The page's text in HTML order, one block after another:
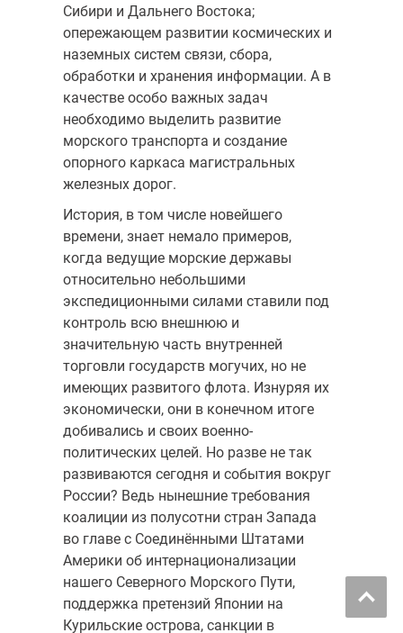
Сибири и Дальнего Востока;
опережающем развитии космических и
наземных систем связи, сбора,
обработки и хранения информации. А в
качестве особо важных задач
необходимо выделить развитие
морского транспорта и создание
опорного каркаса магистральных
железных дорог.
История, в том числе новейшего
времени, знает немало примеров,
когда ведущие морские державы
относительно небольшими
экспедиционными силами ставили под
контроль всю внешнюю и
значительную часть внутренней
торговли государств могучих, но не
имеющих развитого флота. Изнуряя их
экономически, они в конечном итоге
добивались и своих военно-
политических целей. Но разве не так
развиваются сегодня и события вокруг
России? Ведь нынешние требования
коалиции из полусотни стран Запада
во главе с Соединёнными Штатами
Америки об интернационализации
нашего Северного Морского Пути,
поддержка претензий Японии на
Курильские острова, санкции в